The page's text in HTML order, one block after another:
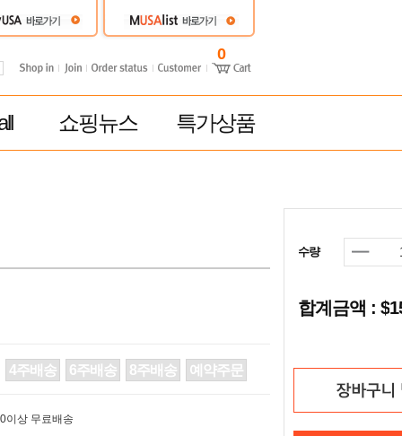
0
쇼핑뉴스 특가상품
4주배송 6주배송 8주배송 예약주문
이상 무료배송
수량
합계금액 : $